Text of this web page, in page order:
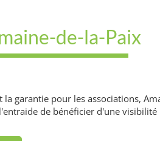
de-la-Paix
la garantie pour les associations,
de bénéficier d'une